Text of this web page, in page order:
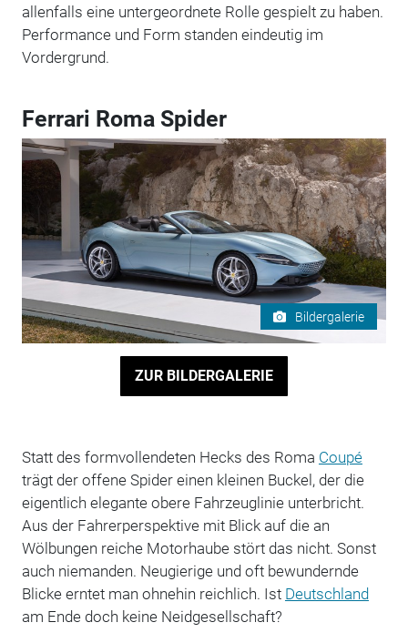
allenfalls eine untergeordnete Rolle gespielt zu haben.
Performance und Form standen eindeutig im
Vordergrund.
Ferrari Roma Spider
Bildergalerie
ZUR BILDERGALERIE
Statt des formvollendeten Hecks des Roma Coupé
trägt der offene Spider einen kleinen Buckel, der die
eigentlich elegante obere Fahrzeuglinie unterbricht.
Aus der Fahrerperspektive mit Blick auf die an
Wölbungen reiche Motorhaube stört das nicht. Sonst
auch niemanden. Neugierige und oft bewundernde
Blicke erntet man ohnehin reichlich. Ist Deutschland
am Ende doch keine Neidgesellschaft?